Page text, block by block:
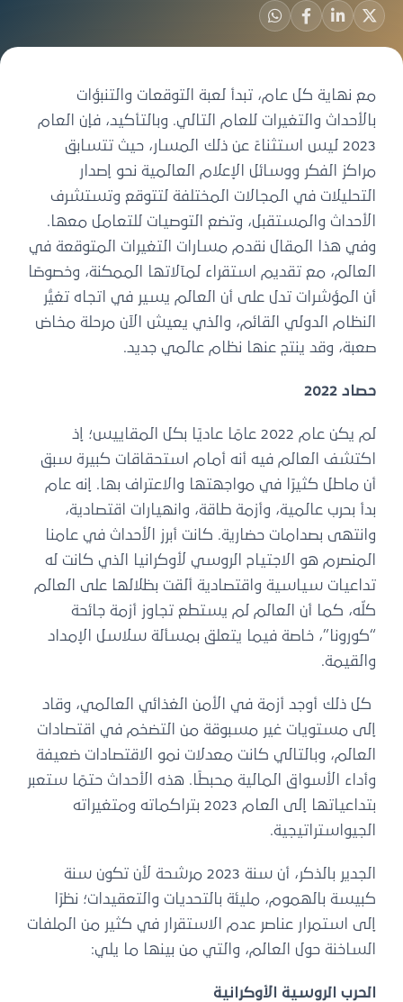
مع نهاية كل عام، تبدأ لعبة التوقعات والتنبؤات
بالأحداث والتغيرات للعام التالي. وبالتأكيد، فإن العام
2023 ليس استثناءً عن ذلك المسار، حيث تتسابق
مراكز الفكر ووسائل الإعلام العالمية نحو إصدار
التحليلات في المجالات المختلفة لتتوقع وتستشرف
الأحداث والمستقبل، وتضع التوصيات للتعامل معها.
وفي هذا المقال نقدم مسارات التغيرات المتوقعة في
العالم، مع تقديم استقراء لمآلاتها الممكنة، وخصوصًا
أن المؤشرات تدل على أن العالم يسير في اتجاه تغيُّر
النظام الدولي القائم، والذي يعيش الآن مرحلة مخاض
صعبة، وقد ينتج عنها نظام عالمي جديد.
حصاد
لم يكن عام 2022 عامًا عاديًا بكل المقاييس؛ إذ
اكتشف العالم فيه أنه أمام استحقاقات كبيرة سبق
أن ماطل كثيرًا في مواجهتها والاعتراف بها. إنه عام
بدأ بحرب عالمية، وأزمة طاقة، وانهيارات اقتصادية،
وانتهى بصدامات حضارية. كانت أبرز الأحداث في عامنا
المنصرم هو الاجتياح الروسي لأوكرانيا الذي كانت له
تداعيات سياسية واقتصادية ألقت بظلالها على العالم
كلّه، كما أن العالم لم يستطع تجاوز أزمة جائحة
“كورونا”، خاصة فيما يتعلق بمسألة سلاسل الإمداد
والقيمة.
كل ذلك أوجد أزمة في الأمن الغذائي العالمي، وقاد
إلى مستويات غير مسبوقة من التضخم في اقتصادات
العالم، وبالتالي كانت معدلات نمو الاقتصادات ضعيفة
وأداء الأسواق المالية محبطًا. هذه الأحداث حتمًا ستعبر
بتداعياتها إلى العام 2023 بتراكماته ومتغيراته
الجيواستراتيجية.
الجدير بالذكر، أن سنة 2023 مرشحة لأن تكون سنة
كبيسة بالهموم، مليئة بالتحديات والتعقيدات؛ نظرًا
إلى استمرار عناصر عدم الاستقرار في كثير من الملفات
الساخنة حول العالم، والتي من بينها ما يلي:
الحرب الروسية الأوكرانية